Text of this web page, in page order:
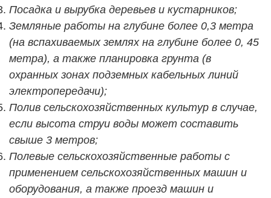
Посадка и вырубка деревьев и кустарников;
Земляные работы на глубине более 0,3 метра
(на вспахиваемых землях на глубине более 0, 45
метра), а также планировка грунта (в
охранных зонах подземных кабельных линий
электропередачи);
Полив сельскохозяйственных культур в случае,
если высота струи воды может составить
свыше 3 метров;
Полевые сельскохозяйственные работы с
применением сельскохозяйственных машин и
оборудования, а также проезд машин и